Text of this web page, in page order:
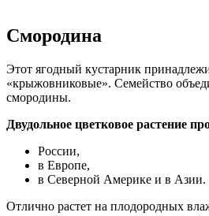
Смородина
Этот ягодный кустарник
«крыжовниковые». Семейство
смородины.
Двудольное цветковое растение
России,
в Европе,
в Северной Америке и в Азии.
Отлично растет на плодородных